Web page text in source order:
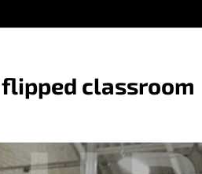
flipped classroom